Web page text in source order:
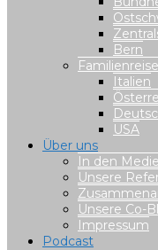
Bern
Italien
USA
Über uns
In den
Unsere
Unsere Co-
Impressum
Podcast